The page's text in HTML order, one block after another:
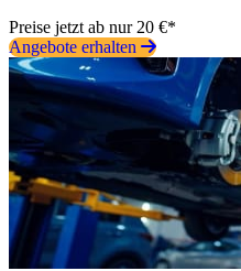
Preise jetzt ab nur 20 €*
Angebote erhalten